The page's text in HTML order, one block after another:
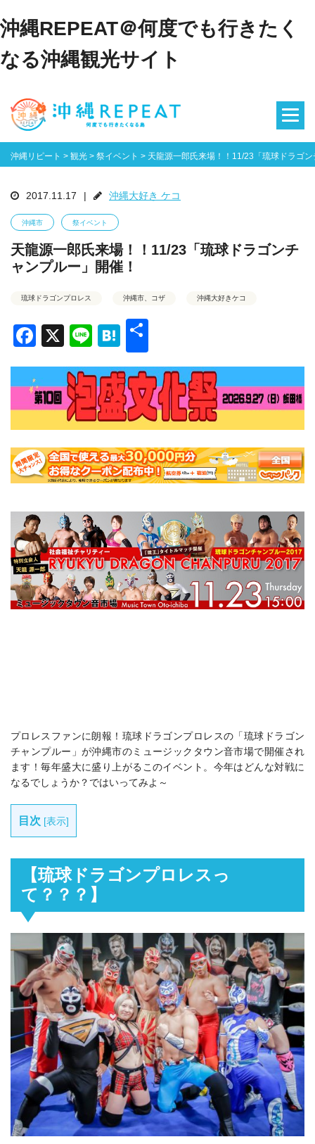
沖縄REPEAT＠何度でも行きたく
なる沖縄観光サイト
沖縄リピート > 観光 > 祭イベント > 天龍源一郎氏来場！！11/23「琉球ドラゴ
2017.11.17 | 沖縄大好き ケコ
沖縄市 祭イベント
天龍源一郎氏来場！！11/23「琉球ドラゴンチ
ャンプルー」開催！
琉球ドラゴンプロレス 沖縄市、コザ 沖縄大好きケコ
Facebook
X LineHatena
プロレスファンに朗報！琉球ドラゴンプロレスの「琉球ドラゴン
チャンプルー」が沖縄市のミュージックタウン音市場で開催され
ます！毎年盛大に盛り上がるこのイベント。今年はどんな対戦に
なるでしょうか？ではいってみよ～
目次 [表示]
【琉球ドラゴンプロレスっ
て？？？】